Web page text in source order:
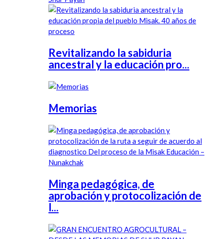
Revitalizando la sabiduria
ancestral y la educación pro...
Memorias
Minga pedagógica, de
aprobación y protocolización de
l...